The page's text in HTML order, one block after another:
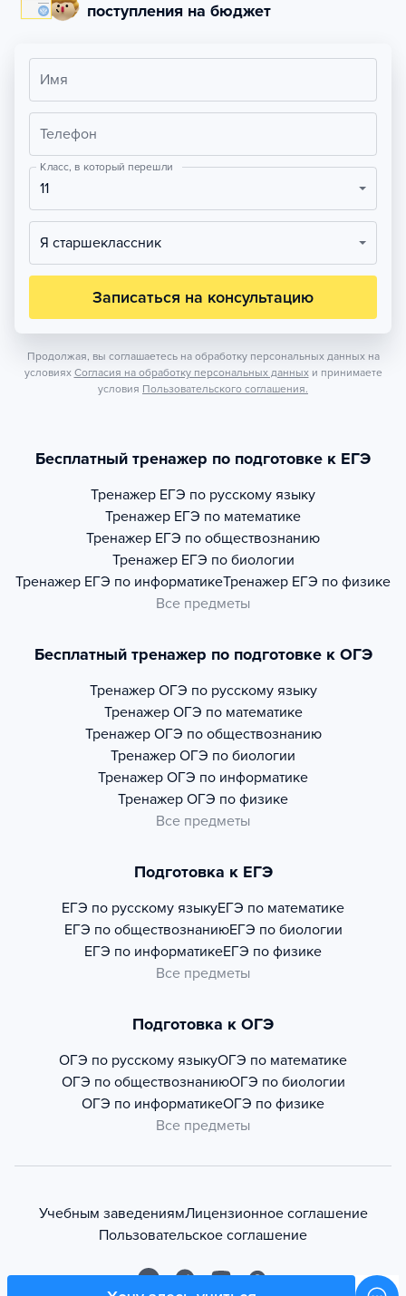
поступления на бюджет
Имя
Телефон
Класс, в который перешли
11
Я старшеклассник
Записаться на консультацию
Продолжая, вы соглашаетесь на обработку персональных данных на
условиях Согласия на обработку персональных данных и принимаете
условия Пользовательского соглашения.
Бесплатный тренажер по подготовке к ЕГЭ
Тренажер ЕГЭ по русскому языку
Тренажер ЕГЭ по математике
Тренажер ЕГЭ по обществознанию
Тренажер ЕГЭ по биологии
Тренажер ЕГЭ по информатикеТренажер ЕГЭ по физике
Все предметы
Бесплатный тренажер по подготовке к ОГЭ
Тренажер ОГЭ по русскому языку
Тренажер ОГЭ по математике
Тренажер ОГЭ по обществознанию
Тренажер ОГЭ по биологии
Тренажер ОГЭ по информатике
Тренажер ОГЭ по физике
Все предметы
Подготовка к ЕГЭ
ЕГЭ по русскому языкуЕГЭ по математике
ЕГЭ по обществознаниюЕГЭ по биологии
ЕГЭ по информатикеЕГЭ по физике
Все предметы
Подготовка к ОГЭ
ОГЭ по русскому языкуОГЭ по математике
ОГЭ по обществознаниюОГЭ по биологии
ОГЭ по информатикеОГЭ по физике
Все предметы
Учебным заведениямЛицензионное соглашение
Пользовательское соглашение